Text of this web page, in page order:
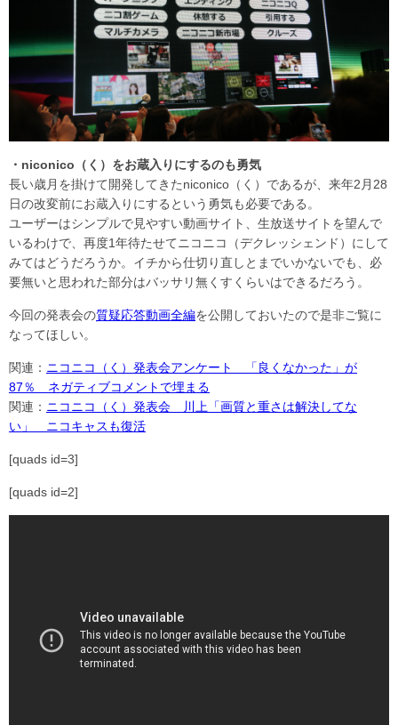
・niconico（く）をお蔵入りにするのも勇気
長い歳月を掛けて開発してきたniconico（く）であるが、来年2月28
日の改変前にお蔵入りにするという勇気も必要である。
ユーザーはシンプルで見やすい動画サイト、生放送サイトを望んで
いるわけで、再度1年待たせてニコニコ（デクレッシェンド）にして
みてはどうだろうか。イチから仕切り直しとまでいかないでも、必
要無いと思われた部分はバッサリ無くすくらいはできるだろう。
今回の発表会の質疑応答動画全編を公開しておいたので是非ご覧に
なってほしい。
関連： ニコニコ（く）発表会アンケート 「良くなかった」が
87％ ネガティブコメントで埋まる
関連： ニコニコ（く）発表会 川上「画質と重さは解決してな
い」 ニコキャスも復活
[quads id=3]
[quads id=2]